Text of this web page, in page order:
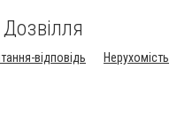
Дозвілля
відповідь Нерухомість